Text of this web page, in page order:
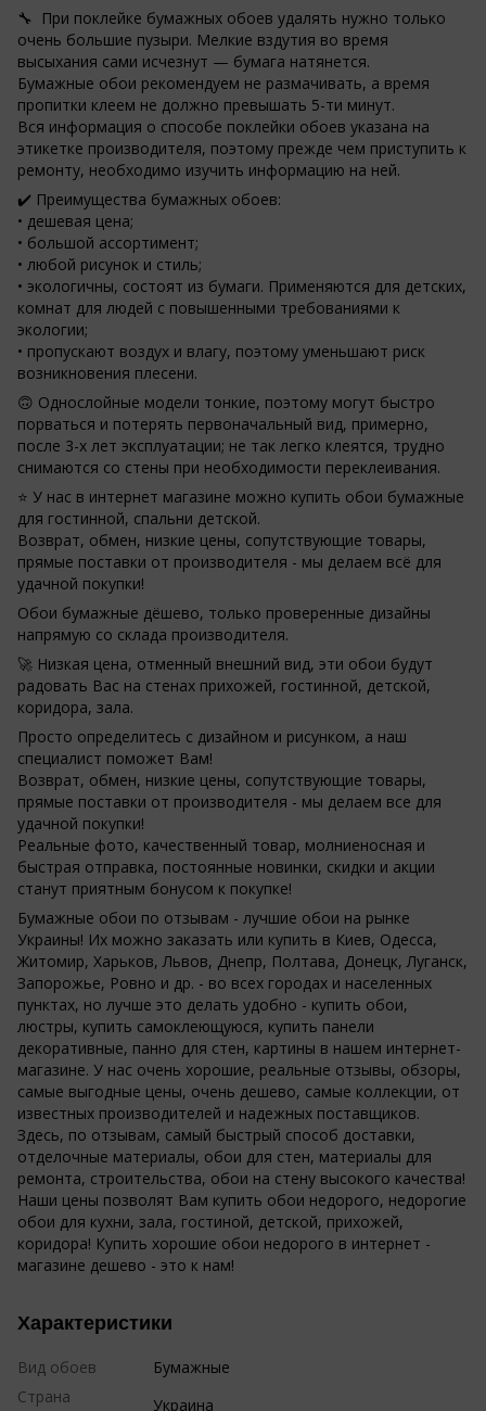
🔧 При поклейке бумажных обоев удалять нужно только
очень большие пузыри. Мелкие вздутия во время
высыхания сами исчезнут — бумага натянется.
Бумажные обои рекомендуем не размачивать, а время
пропитки клеем не должно превышать 5-ти минут.
Вся информация о способе поклейки обоев указана на
этикетке производителя, поэтому прежде чем приступить к
ремонту, необходимо изучить информацию на ней.
✔️ Преимущества бумажных обоев:
• дешевая цена;
• большой ассортимент;
• любой рисунок и стиль;
• экологичны, состоят из бумаги. Применяются для детских,
комнат для людей с повышенными требованиями к
экологии;
• пропускают воздух и влагу, поэтому уменьшают риск
возникновения плесени.
🙃 Однослойные модели тонкие, поэтому могут быстро
порваться и потерять первоначальный вид, примерно,
после 3-х лет эксплуатации; не так легко клеятся, трудно
снимаются со стены при необходимости переклеивания.
⭐ У нас в интернет магазине можно купить обои бумажные
для гостинной, спальни детской.
Возврат, обмен, низкие цены, сопутствующие товары,
прямые поставки от производителя - мы делаем всё для
удачной покупки!
Обои бумажные дёшево, только проверенные дизайны
напрямую со склада производителя.
🚀 Низкая цена, отменный внешний вид, эти обои будут
радовать Вас на стенах прихожей, гостинной, детской,
коридора, зала.
Просто определитесь с дизайном и рисунком, а наш
специалист поможет Вам!
Возврат, обмен, низкие цены, сопутствующие товары,
прямые поставки от производителя - мы делаем все для
удачной покупки!
Реальные фото, качественный товар, молниеносная и
быстрая отправка, постоянные новинки, скидки и акции
станут приятным бонусом к покупке!
Бумажные обои по отзывам - лучшие обои на рынке
Украины! Их можно заказать или купить в Киев, Одесса,
Житомир, Харьков, Львов, Днепр, Полтава, Донецк, Луганск,
Запорожье, Ровно и др. - во всех городах и населенных
пунктах, но лучше это делать удобно - купить обои,
люстры, купить самоклеющуюся, купить панели
декоративные, панно для стен, картины в нашем интернет-
магазине. У нас очень хорошие, реальные отзывы, обзоры,
самые выгодные цены, очень дешево, самые коллекции, от
известных производителей и надежных поставщиков.
Здесь, по отзывам, самый быстрый способ доставки,
отделочные материалы, обои для стен, материалы для
ремонта, строительства, обои на стену высокого качества!
Наши цены позволят Вам купить обои недорого, недорогие
обои для кухни, зала, гостиной, детской, прихожей,
коридора! Купить хорошие обои недорого в интернет -
магазине дешево - это к нам!
Характеристики
Вид обоев
Бумажные
Страна
Украина